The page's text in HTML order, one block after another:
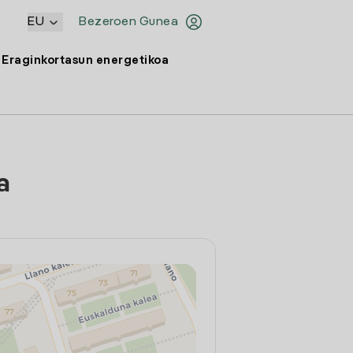
Bezeroen Gunea
EU
Eraginkortasun energetikoa